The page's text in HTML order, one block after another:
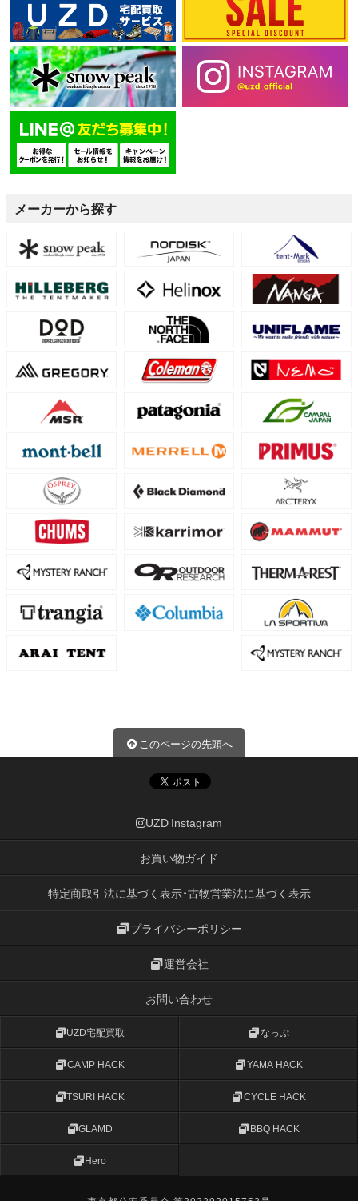
メーカーから探す
このページの先頭へ
UZD Instagram
お買い物ガイド
特定商取引法に基づく表示・古物営業法に基づく表示
プライバシーポリシー
運営会社
お問い合わせ
UZD宅配買取 なっぷ
CAMP HACK YAMA HACK
TSURI HACK CYCLE HACK
GLAMD BBQ HACK
Hero